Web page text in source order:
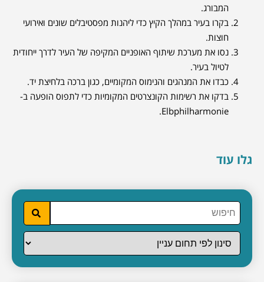
המבורג.
בקרו בעיר במהלך הקיץ כדי ליהנות מפסטיבלים שונים ואירועי
חוצות.
נסו את מערכת שיתוף האופניים המקיפה של העיר לדרך ייחודית
לטיול בעיר.
כבדו את המנהגים והנימוס המקומיים, כגון ברכה בלחיצת יד.
בדקו את רשימות הקונצרטים המקומיות כדי לתפוס הופעה ב-
Elbphilharmonie.
גלו עוד